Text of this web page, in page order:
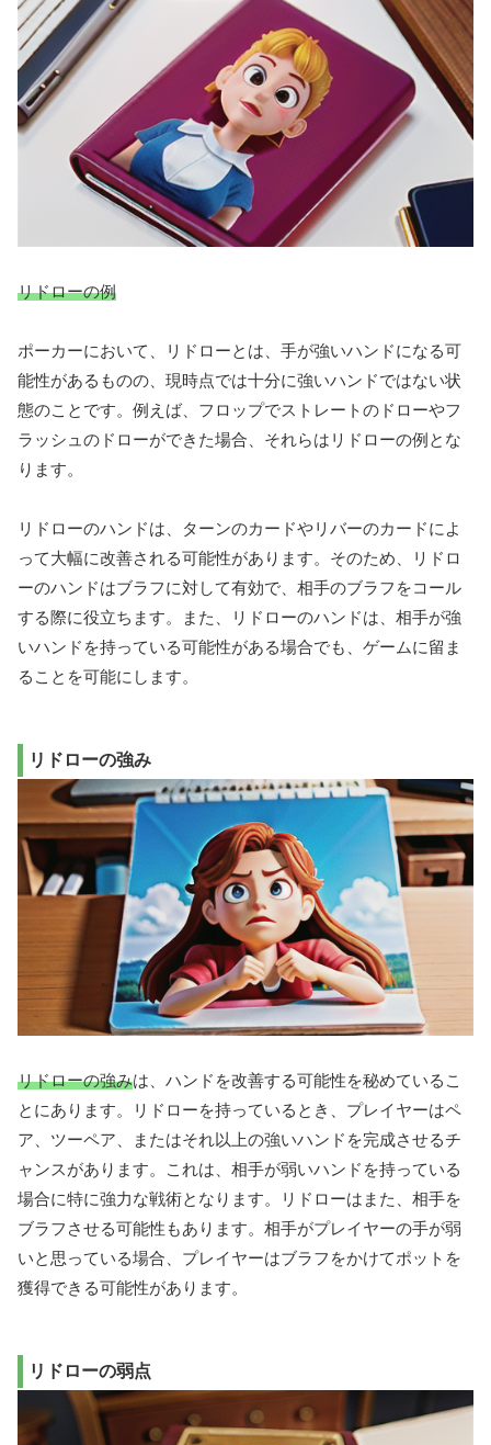
リドローの例
ポーカーにおいて、リドローとは、手が強いハンドになる可
能性があるものの、現時点では十分に強いハンドではない状
態のことです。例えば、フロップでストレートのドローやフ
ラッシュのドローができた場合、それらはリドローの例とな
ります。
リドローのハンドは、ターンのカードやリバーのカードによ
って大幅に改善される可能性があります。そのため、リドロ
ーのハンドはブラフに対して有効で、相手のブラフをコール
する際に役立ちます。また、リドローのハンドは、相手が強
いハンドを持っている可能性がある場合でも、ゲームに留ま
ることを可能にします。
リドローの強み
リドローの強みは、ハンドを改善する可能性を秘めているこ
とにあります。リドローを持っているとき、プレイヤーはペ
ア、ツーペア、またはそれ以上の強いハンドを完成させるチ
ャンスがあります。これは、相手が弱いハンドを持っている
場合に特に強力な戦術となります。リドローはまた、相手を
ブラフさせる可能性もあります。相手がプレイヤーの手が弱
いと思っている場合、プレイヤーはブラフをかけてポットを
獲得できる可能性があります。
リドローの弱点